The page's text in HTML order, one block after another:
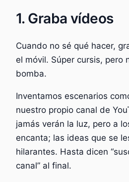
1. Graba vídeos
Cuando no sé qué hacer,
el móvil. Súper cursis, pero
bomba.
Inventamos escenarios
nuestro propio canal de
jamás verán la luz, pero a
encanta; las ideas que se
hilarantes. Hasta dicen
canal” al final.